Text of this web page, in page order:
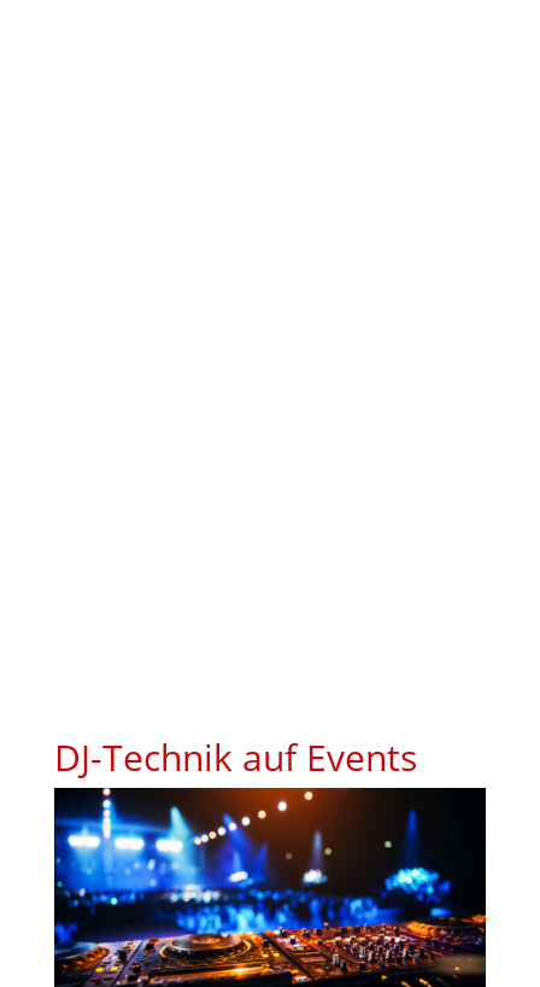
DJ-Technik auf Events